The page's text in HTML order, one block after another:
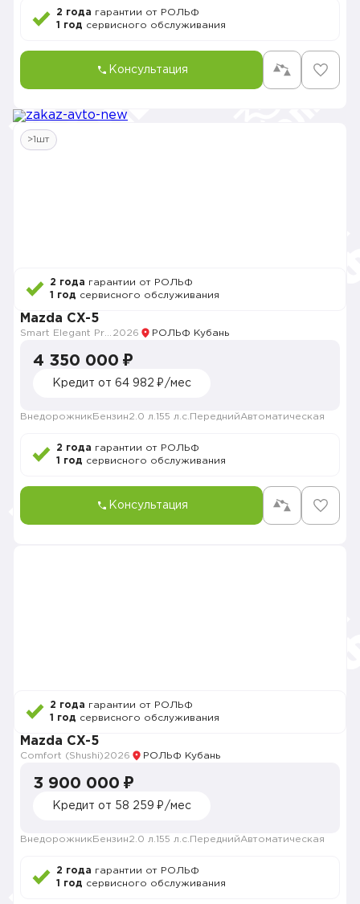
2 года гарантии от РОЛЬФ
1 год сервисного обслуживания
Консультация
>1шт
2 года гарантии от РОЛЬФ
1 год сервисного обслуживания
Mazda CX-5
2026 РОЛЬФ Кубань
4 350 000 ₽
Кредит от 64 982 ₽/мес
Внедорожник Бензин2.0 л. 155 л.с. ПереднийАвтоматическая
2 года гарантии от РОЛЬФ
1 год сервисного обслуживания
Консультация
2 года гарантии от РОЛЬФ
1 год сервисного обслуживания
Mazda CX-5
Comfort (Shushi)2026 РОЛЬФ Кубань
3 900 000 ₽
Кредит от 58 259 ₽/мес
Внедорожник Бензин2.0 л. 155 л.с. ПереднийАвтоматическая
2 года гарантии от РОЛЬФ
1 год сервисного обслуживания